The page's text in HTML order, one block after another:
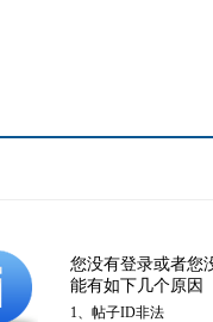
您没有登录或者您
能有如下几个原因
1、帖子ID非法